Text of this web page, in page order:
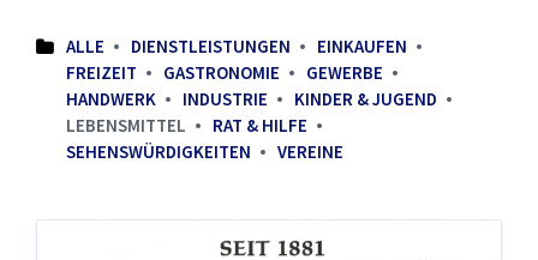
ALLE DIENSTLEISTUNGEN
EINKAUFEN
FREIZEIT
GASTRONOMIE
GEWERBE
HANDWERK
INDUSTRIE
KINDER & JUGEND
LEBENSMITTEL
RAT & HILFE
SEHENSWÜRDIGKEITEN
VEREINE